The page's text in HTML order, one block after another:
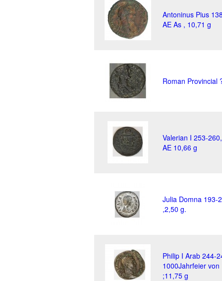
Antoninus Pius
AE As , 10,71 g
Roman Provincial
Valerian I 253-
AE 10,66 g
Julia Domna 193-
,2,50 g.
Philip I Arab 244-
1000Jahrfeier
;11,75 g